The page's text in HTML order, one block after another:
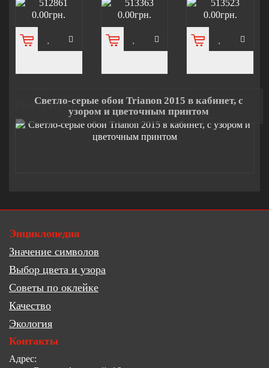
0.00грн. 0.00грн. 0.00грн.
Интерьеры
Светло-серые обои Trianon 2015 в кабинет, с
узором и цветочным принтом
Энциклопедия
Значение символов
Выбор цвета и узора
Советы по оклейке
Качество
Экология
Контакты
Адрес: